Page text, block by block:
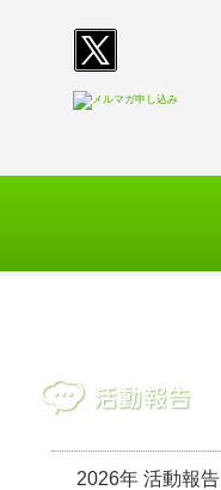
2026年 活動報告